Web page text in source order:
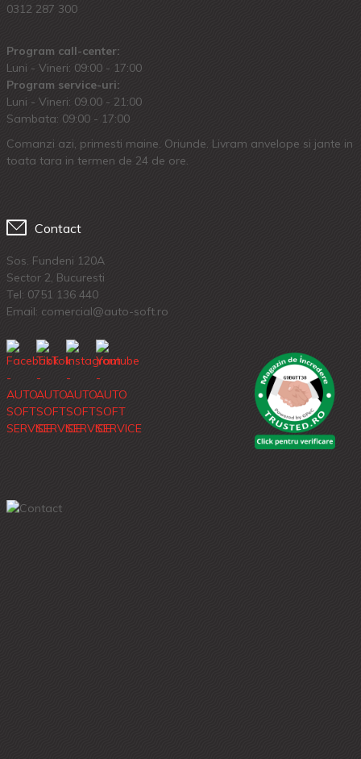
0312 287 300
Program call-center:
Luni - Vineri: 09:00 - 17:00
Program service-uri:
Luni - Vineri: 09.00 - 21:00
Sambata: 09:00 - 17:00
Comanzi azi, primesti maine. Oriunde. Livram anvelope si jante in
toata tara in termen de 24 de ore.
Contact
Sos. Fundeni 120A
Sector 2, Bucuresti
Tel: 0751 136 440
Email: comercial@auto-soft.ro